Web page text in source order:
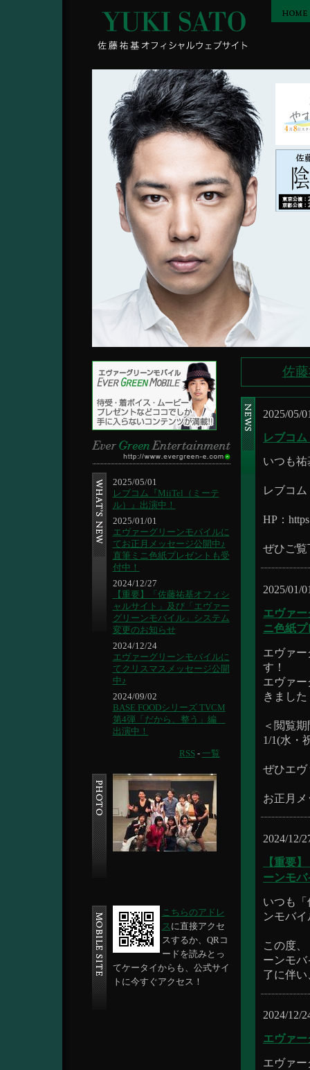
佐
2025/05/
レブコ
いつも
レブコ
HP：
ぜひご覧
2025/01/
エヴァ
ニ色紙
エヴァ
す！
エヴァ
きました
＜閲覧
1/1(水・
ぜひエヴ
お正月
2024/12/
【重要
ーンモ
いつも
ンモバ
この度
ーンモ
了に伴
2024/12/
エヴァ
エヴァ
2025/05/01
レブコム『MiiTel（ミーテ
ル）』出演中！
2025/01/01
エヴァーグリーンモバイルに
てお正月メッセージ公開中♪
直筆ミニ色紙プレゼントも受
付中！
2024/12/27
【重要】「佐藤祐基オフィシ
ャルサイト」及び「エヴァー
グリーンモバイル」システム
変更のお知らせ
2024/12/24
エヴァーグリーンモバイルに
てクリスマスメッセージ公開
中♪
2024/09/02
BASE FOODシリーズ TVCM
第4弾「だから、整う」編
出演中！
RSS- 一覧
こちらのアドレ
ス に直接アクセ
スするか、QRコ
ードを読みとっ
てケータイからも、公式サイ
トに今すぐアクセス！